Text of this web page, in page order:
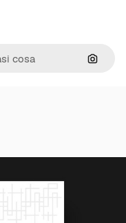
Cerca